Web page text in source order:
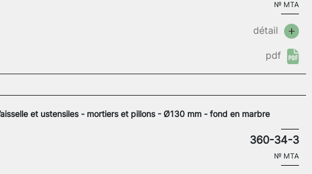
№ MTA
détail
pdf
et ustensiles - mortiers et pillons - Ø130 mm - fond en marbre
360-34-3
№ MTA